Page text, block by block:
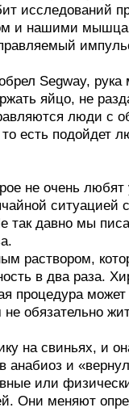
исследований
и нашими
Segway, рука
яйцо, не
люди с
то есть
не очень
так давно мы
раствором,
в два раза.
процедура
обязательно
на свиньях, и
анабиоз и
или
Они меняют